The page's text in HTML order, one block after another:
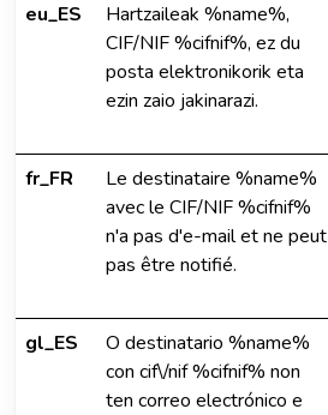
eu_ES
Hartzaileak %name%,
CIF/NIF %cifnif%, ez du
posta elektronikorik eta
ezin zaio jakinarazi.
fr_FR
Le destinataire %name%
avec le CIF/NIF %cifnif%
n'a pas d'e-mail et ne peut
pas être notifié.
gl_ES
O destinatario %name%
con cif\/nif %cifnif% non
ten correo electrónico e